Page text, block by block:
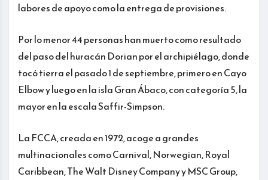
labores de apoyo como la entrega de provisiones.
Por lo menor 44 personas han muerto como resultado
del paso del huracán Dorian por el archipiélago, donde
tocó tierra el pasado 1 de septiembre, primero en Cayo
Elbow y luego en la isla Gran Ábaco, con categoría 5, la
mayor en la escala Saffir-Simpson.
La FCCA, creada en 1972, acoge a grandes
multinacionales como Carnival, Norwegian, Royal
Caribbean, The Walt Disney Company y MSC Group,